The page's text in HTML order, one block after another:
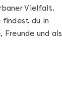
Vielfalt.
findest du in
Freunde und als